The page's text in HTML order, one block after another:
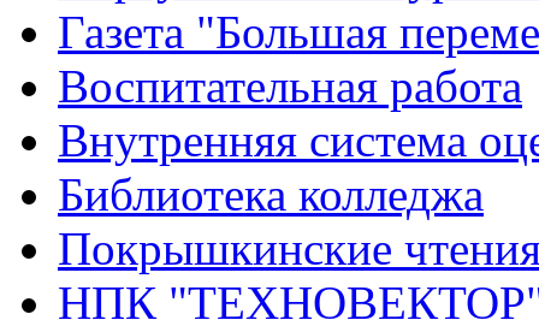
Газета "Большая
Воспитательная работа
Внутренняя система
Библиотека колледжа
Покрышкинские
НПК